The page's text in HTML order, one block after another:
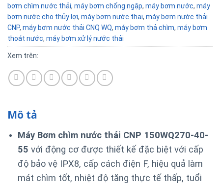
bơm chìm nước thải, máy bơm chống ngập, máy bơm nước, máy
bơm nước cho thủy lợi, máy bơm nước thai, máy bơm nước thải
CNP, máy bơm nước thải CNQ WQ, máy bơm thả chìm, máy bơm
thoát nước, máy bơm xử lý nước thải
Xem trên:
Mô tả
Máy Bơm chìm nước thải CNP 150WQ270-40-
55 với động cơ được thiết kế đặc biệt với cấp
độ bảo vệ IPX8, cấp cách điện F, hiệu quả làm
mát chìm tốt, nhiệt độ tăng thực tế thấp, tuổi